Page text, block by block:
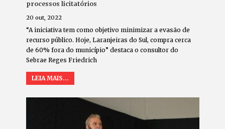
processos licitatórios
20 out, 2022
“A iniciativa tem como objetivo minimizar a evasão de
recurso público. Hoje, Laranjeiras do Sul, compra cerca
de 60% fora do município” destaca o consultor do
Sebrae Reges Friedrich
LEIA MAIS...